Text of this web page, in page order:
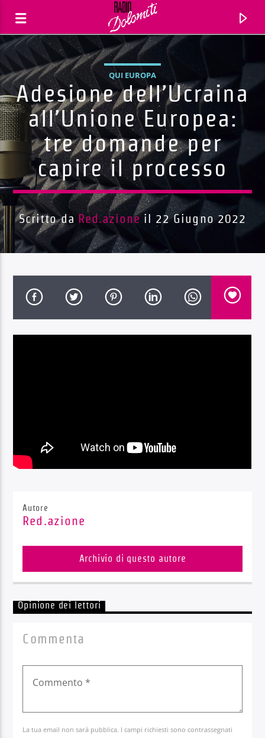
Traccia corrente
Titolo
Artista
QUI EUROPA
Adesione dell’Ucraina
all’Unione Europea:
tre domande per
capire il processo
Scritto da Red.azione il 22 Giugno 2022
Autore
Red.azione
Archivio di questo autore
Opinione dei lettori
Commenta
La tua email non sarà pubblica. I campi richiesti sono contrassegnati